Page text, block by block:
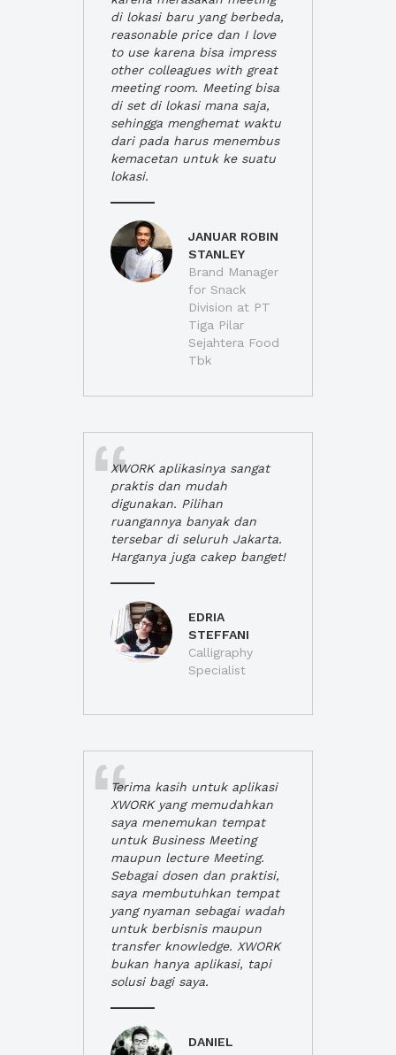
di lokasi baru yang berbeda,
reasonable price dan I love
to use karena bisa impress
other colleagues with great
meeting room. Meeting bisa
di set di lokasi mana saja,
sehingga menghemat waktu
dari pada harus menembus
kemacetan untuk ke suatu
lokasi.
JANUAR ROBIN
STANLEY
Brand Manager
for Snack
Division at PT
Tiga Pilar
Sejahtera Food
Tbk
XWORK aplikasinya sangat
praktis dan mudah
digunakan. Pilihan
ruangannya banyak dan
tersebar di seluruh Jakarta.
Harganya juga cakep banget!
EDRIA
STEFFANI
Calligraphy
Specialist
Terima kasih untuk aplikasi
XWORK yang memudahkan
saya menemukan tempat
untuk Business Meeting
maupun lecture Meeting.
Sebagai dosen dan praktisi,
saya membutuhkan tempat
yang nyaman sebagai wadah
untuk berbisnis maupun
transfer knowledge. XWORK
bukan hanya aplikasi, tapi
solusi bagi saya.
DANIEL